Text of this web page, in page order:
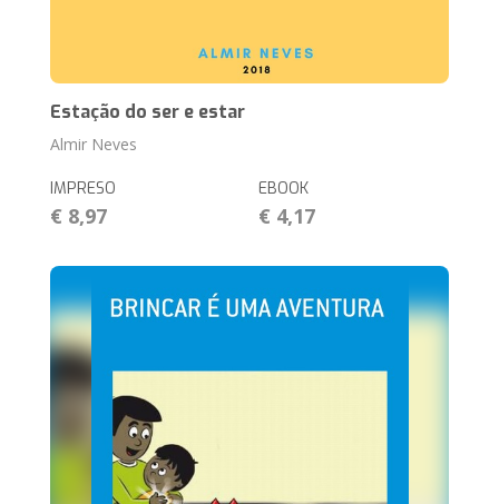
Estação do ser e estar
Almir Neves
IMPRESO
€ 8,97
EBOOK
€ 4,17